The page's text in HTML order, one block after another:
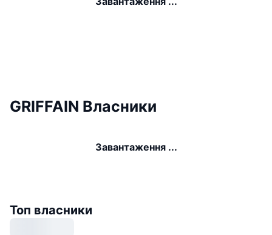
GRIFFAIN Власники
Завантаження ...
Топ власники